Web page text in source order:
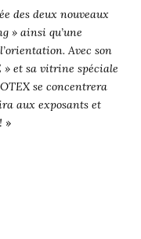
des deux nouveaux
» ainsi qu’une
Avec son
» et sa vitrine spéciale
se concentrera
aux exposants et
»